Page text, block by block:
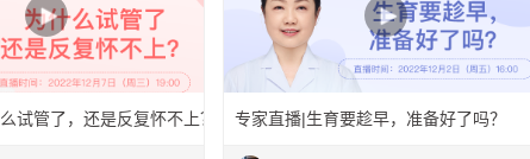
试管了，还是反复怀不上？ 专家直播|生育要趁早，准备好了吗？